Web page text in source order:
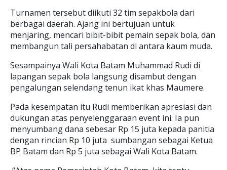
Turnamen tersebut diikuti 32 tim sepakbola dari
berbagai daerah. Ajang ini bertujuan untuk
menjaring, mencari bibit-bibit pemain sepak bola, dan
membangun tali persahabatan di antara kaum muda.
Sesampainya Wali Kota Batam Muhammad Rudi di
lapangan sepak bola langsung disambut dengan
pengalungan selendang tenun ikat khas Maumere.
Pada kesempatan itu Rudi memberikan apresiasi dan
dukungan atas penyelenggaraan event ini. Ia pun
menyumbang dana sebesar Rp 15 juta kepada panitia
dengan rincian Rp 10 juta sumbangan sebagai Ketua
BP Batam dan Rp 5 juta sebagai Wali Kota Batam.